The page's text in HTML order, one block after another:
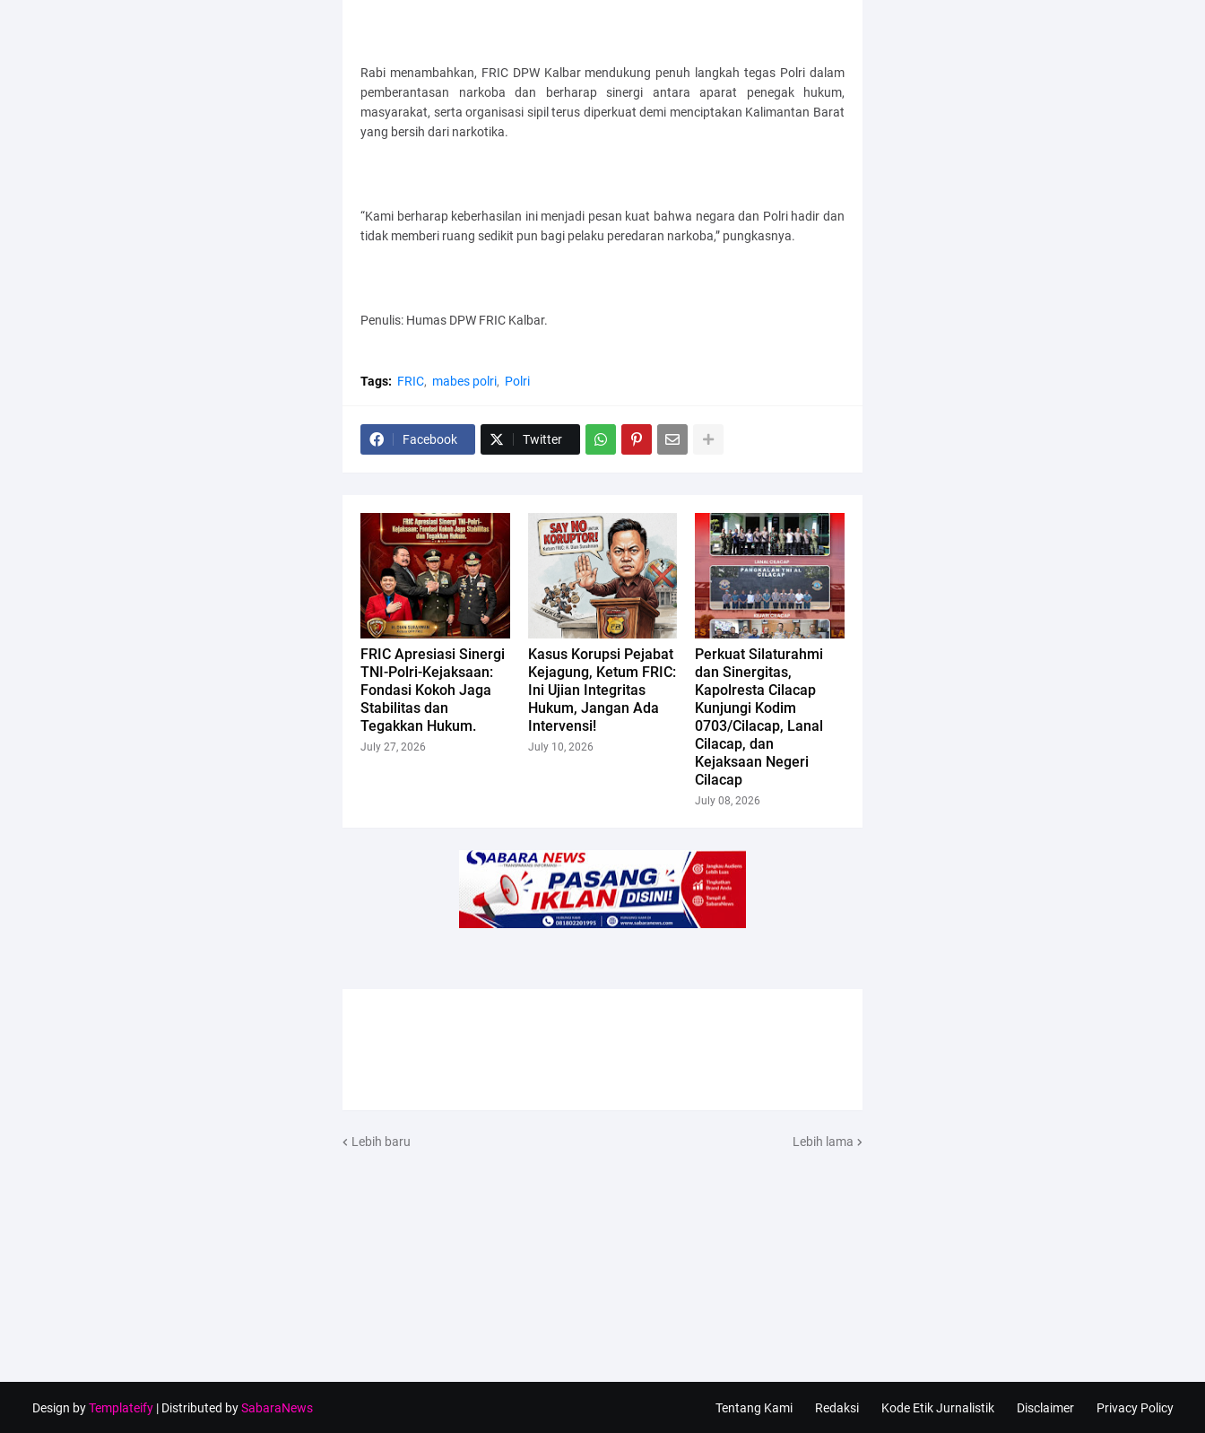
Rabi menambahkan, FRIC DPW Kalbar mendukung penuh langkah tegas Polri dalam
pemberantasan narkoba dan berharap sinergi antara aparat penegak hukum,
masyarakat, serta organisasi sipil terus diperkuat demi menciptakan Kalimantan Barat
yang bersih dari narkotika.
“Kami berharap keberhasilan ini menjadi pesan kuat bahwa negara dan Polri hadir dan
tidak memberi ruang sedikit pun bagi pelaku peredaran narkoba,” pungkasnya.
Penulis: Humas DPW FRIC Kalbar.
Tags: FRIC mabes polri Polri
Facebook Twitter
FRIC Apresiasi Sinergi
TNI-Polri-Kejaksaan:
Fondasi Kokoh Jaga
Stabilitas dan
Tegakkan Hukum.
July 27, 2026
Kasus Korupsi Pejabat
Kejagung, Ketum FRIC:
Ini Ujian Integritas
Hukum, Jangan Ada
Intervensi!
July 10, 2026
Perkuat Silaturahmi
dan Sinergitas,
Kapolresta Cilacap
Kunjungi Kodim
0703/Cilacap, Lanal
Cilacap, dan
Kejaksaan Negeri
Cilacap
July 08, 2026
Lebih baru Lebih lama
Design byTemplateify| Distributed bySabaraNews Tentang Kami Redaksi Kode Etik Jurnalistik Disclaimer Privacy Policy